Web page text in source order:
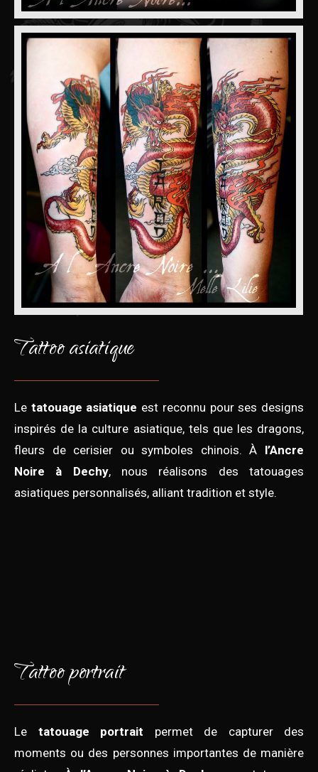
Tattoo asiatique
Le tatouage asiatique est reconnu pour ses designs
inspirés de la culture asiatique, tels que les dragons,
fleurs de cerisier ou symboles chinois. À l’Ancre
Noire à Dechy, nous réalisons des tatouages
asiatiques personnalisés, alliant tradition et style.
Tattoo portrait
Le tatouage portrait permet de capturer des
moments ou des personnes importantes de manière